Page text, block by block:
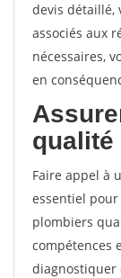
devis détaillé,
associés aux
nécessaires,
en
qualité
Faire appel à
essentiel
plombiers
compétences
diagnostiquer